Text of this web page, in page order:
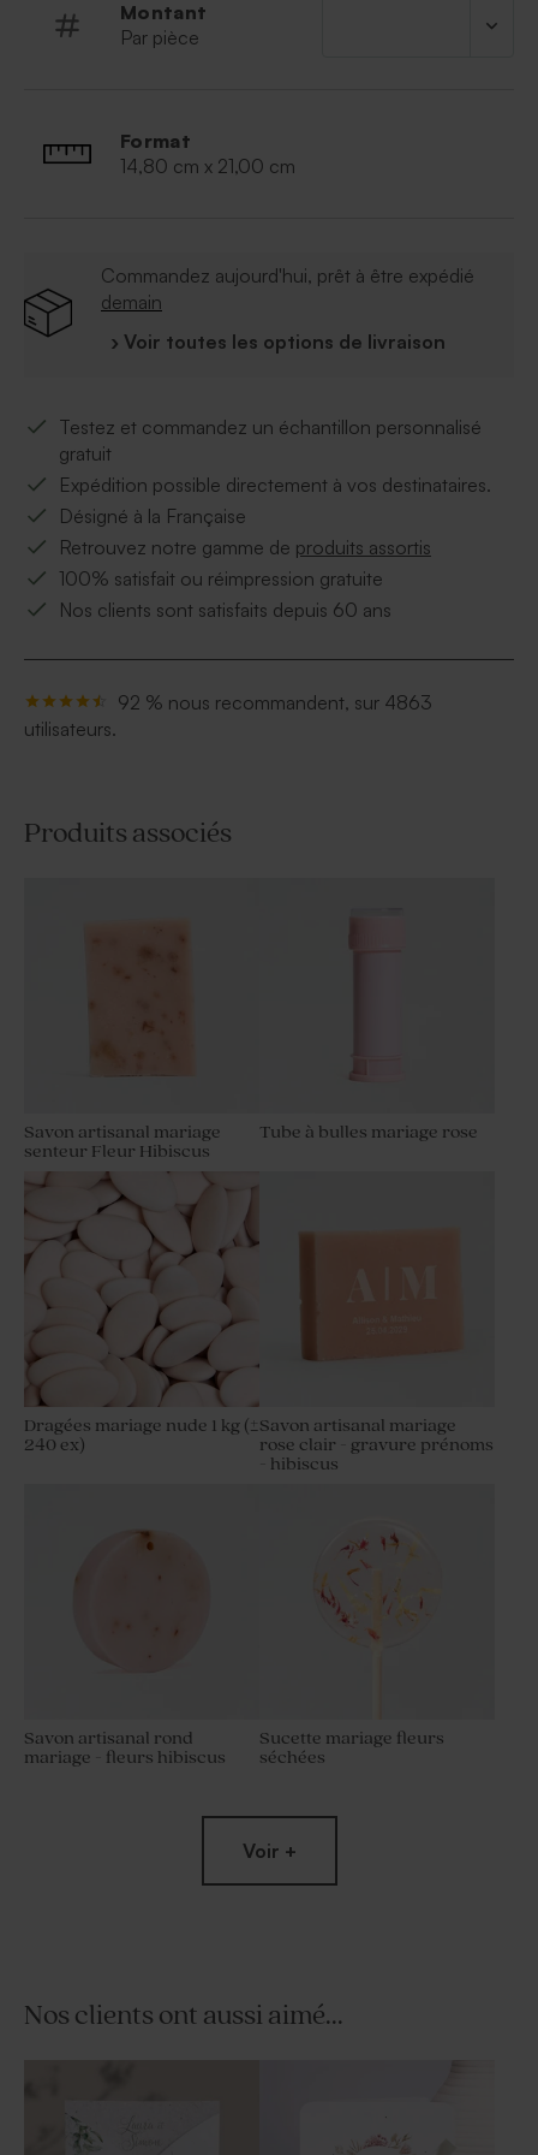
Collection Papillons © - Réf. : 108-022
Montant
Par pièce
Format
14,80 cm x 21,00 cm
Commandez aujourd'hui, prêt à être expédié
demain
› Voir toutes les options de livraison
Testez et commandez un échantillon personnalisé
gratuit
Expédition possible directement à vos destinataires.
Désigné à la Française
Retrouvez notre gamme de produits assortis
100% satisfait ou réimpression gratuite
Nos clients sont satisfaits depuis 60 ans
92 % nous recommandent, sur 4863
utilisateurs.
Produits associés
Savon artisanal mariage
senteur Fleur Hibiscus
Tube à bulles mariage rose
Dragées mariage nude 1 kg (±
240 ex)
Savon artisanal mariage
rose clair - gravure prénoms
- hibiscus
Savon artisanal rond
mariage - fleurs hibiscus
Sucette mariage fleurs
séchées
Crayon en bois mariage et
Voir +
Nos clients ont aussi aimé...